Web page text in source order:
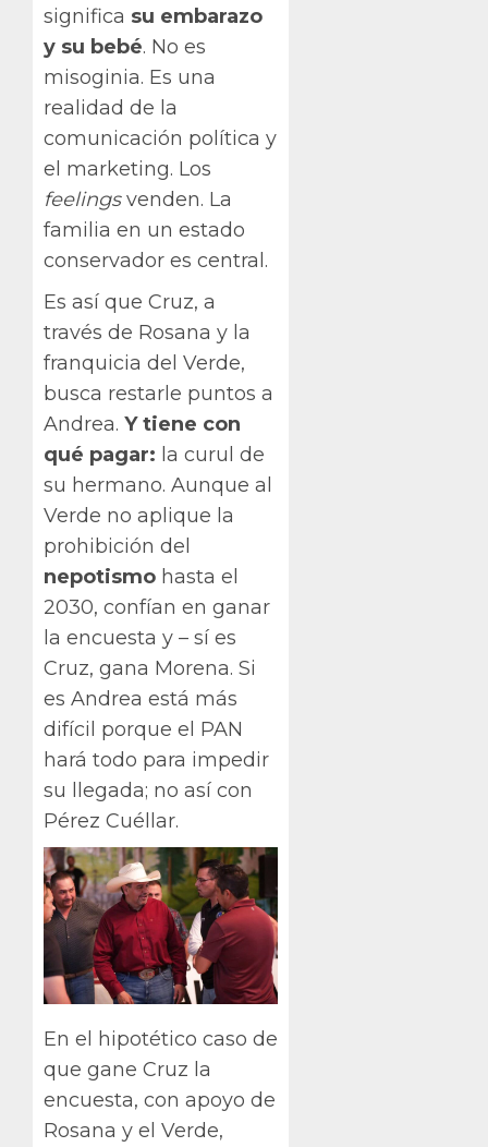
significa su embarazo
y su bebé. No es
misoginia. Es una
realidad de la
comunicación política y
el marketing. Los
feelingsvenden. La
familia en un estado
conservador es central.
Es así que Cruz, a
través de Rosana y la
franquicia del Verde,
busca restarle puntos a
Andrea. Y tiene con
qué pagar: la curul de
su hermano. Aunque al
Verde no aplique la
prohibición del
nepotismo hasta el
2030, confían en ganar
la encuesta y – sí es
Cruz, gana Morena. Si
es Andrea está más
difícil porque el PAN
hará todo para impedir
su llegada; no así con
Pérez Cuéllar.
En el hipotético caso de
que gane Cruz la
encuesta, con apoyo de
Rosana y el Verde,